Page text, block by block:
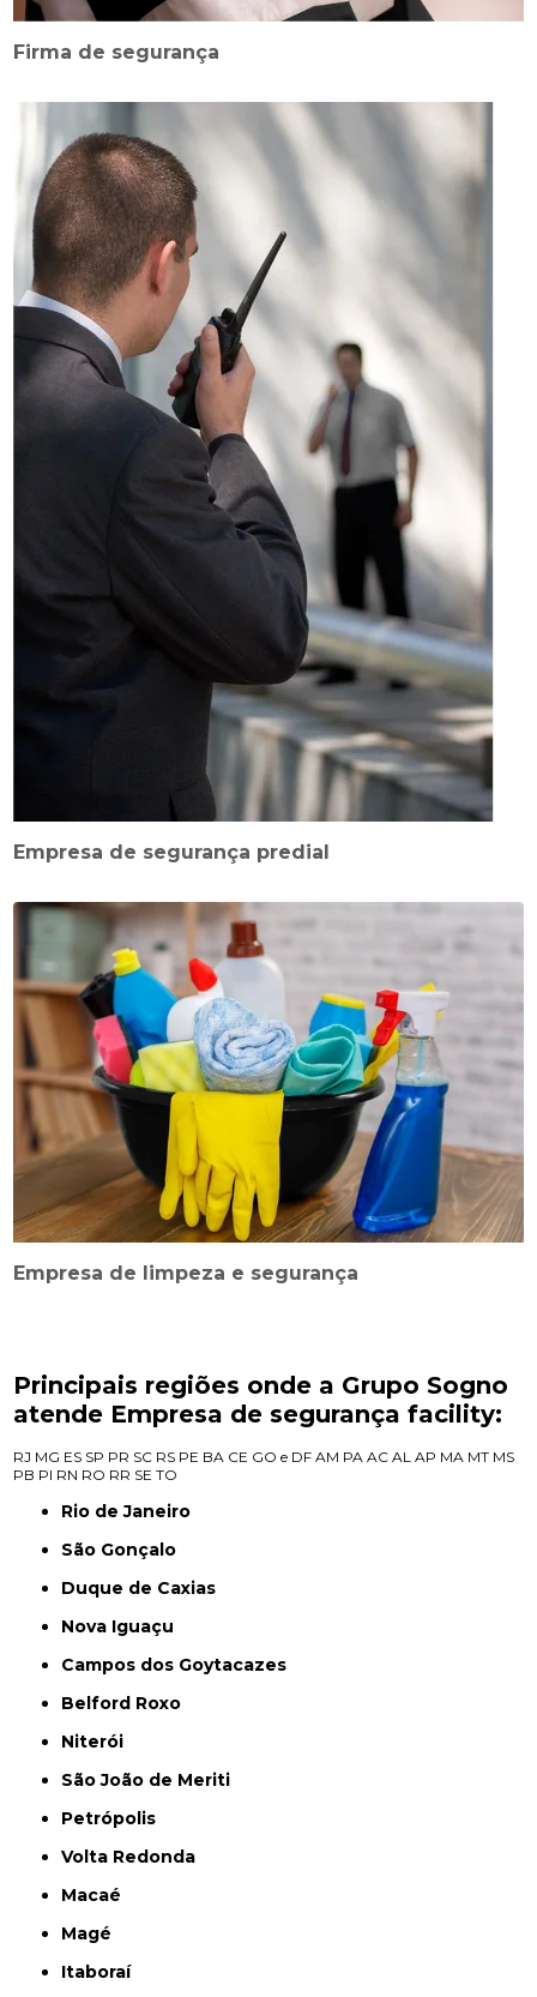
Firma de segurança
Empresa de segurança predial
Empresa de limpeza e segurança
Principais regiões onde a Grupo Sogno
atende Empresa de segurança facility:
RJ MG ES SP PR SC RS PE BA CE GO e DF AM PA AC AL AP MA MT MS
PB PI RN RO RR SE TO
Rio de Janeiro
São Gonçalo
Duque de Caxias
Nova Iguaçu
Campos dos Goytacazes
Belford Roxo
Niterói
São João de Meriti
Petrópolis
Volta Redonda
Macaé
Magé
Itaboraí